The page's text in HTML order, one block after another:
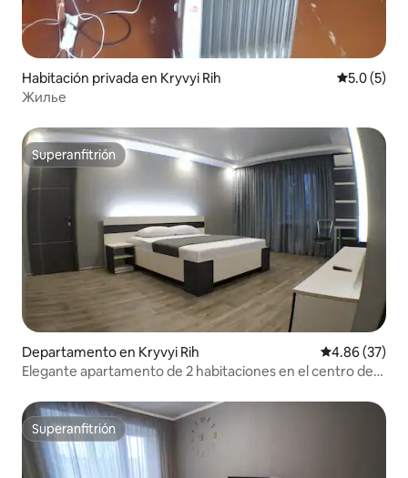
Habitación privada en Kryvyi Rih
5.0 (5)
Жилье
Superanfitrión
Superanfitrión
Departamento en Kryvyi Rih Calificación
4.86 (37)
Elegante apartamento de 2 habitaciones en el centro de
Superanfitrión
Superanfitrión